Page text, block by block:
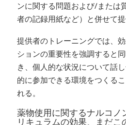
ンに関する問題および/または
者の記録用紙など）と併せて提
提供者のトレーニングでは、
ションの重要性を強調すると
き、個人的な状況について話
的に参加できる環境をつくる
れる。
薬物使用に関するナルコノ
リキュラムの効果、まだこ